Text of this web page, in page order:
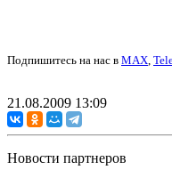
Подпишитесь на нас в MAX,
21.08.2009 13:09
Новости партнеров